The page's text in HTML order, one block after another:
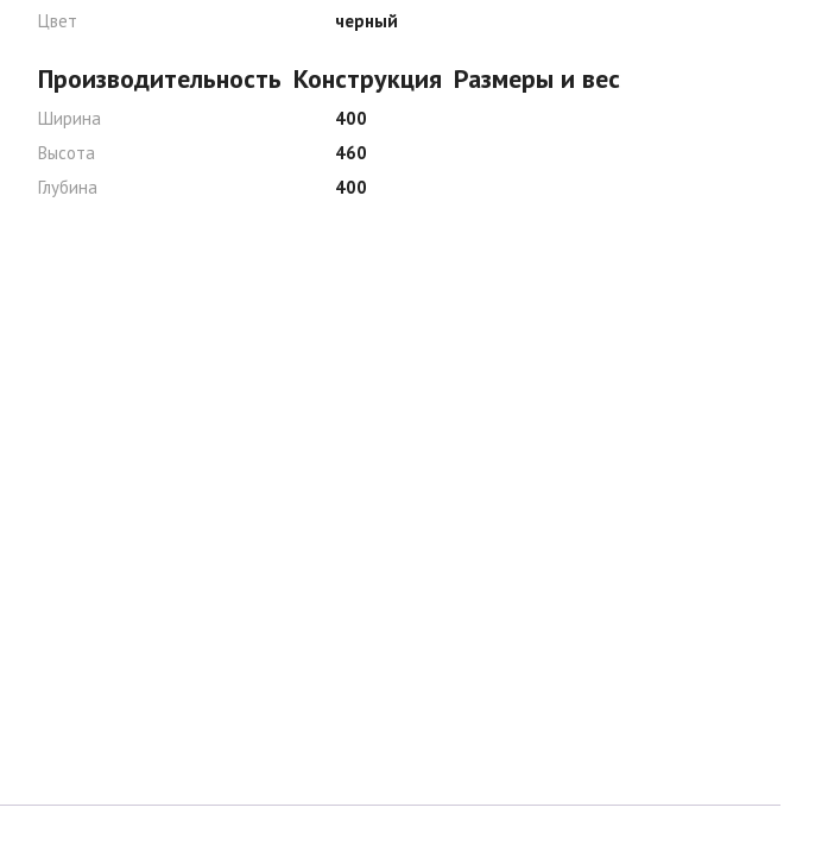
Цвет
черный
Производительность Конструкция Размеры и вес
Ширина
400
Высота
460
Глубина
400